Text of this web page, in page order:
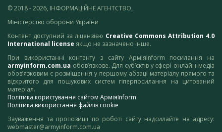
© 2018 - 2026, ІНФОРМАЦІЙНЕ АГЕНТСТВО,
Міністерство оборони України
Контент доступний за ліцензією Creative Commons Attribution 4.0
International license якщо не зазначено інше.
При використанні контенту з сайту АрміяInform посилання на
armyinform.com.ua обов’язкове. Для суб’єктів у сфері онлайн-медіа
обов’язковим є розміщення у першому абзаці матеріалу прямого та
відкритого для пошукових систем гіперпосилання на цитований
матеріал.
Політика користування сайтом АрміяInform
Політика використання файлів cookie
Зауваження та пропозиції по роботі сайту надсилайте на адресу:
webmaster@armyinform.com.ua